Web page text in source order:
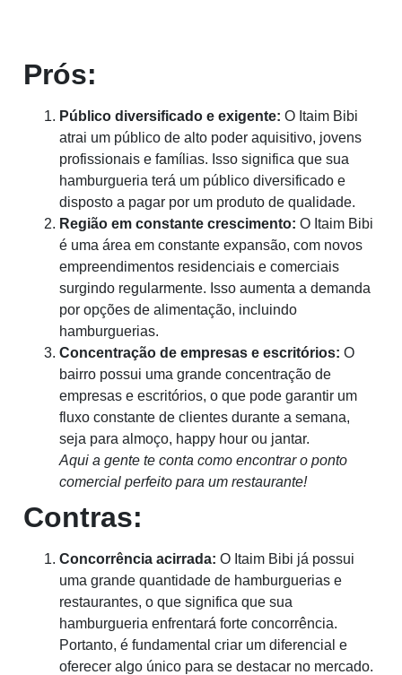
Prós:
Público diversificado e exigente: O Itaim Bibi
atrai um público de alto poder aquisitivo, jovens
profissionais e famílias. Isso significa que sua
hamburgueria terá um público diversificado e
disposto a pagar por um produto de qualidade.
Região em constante crescimento: O Itaim Bibi
é uma área em constante expansão, com novos
empreendimentos residenciais e comerciais
surgindo regularmente. Isso aumenta a demanda
por opções de alimentação, incluindo
hamburguerias.
Concentração de empresas e escritórios: O
bairro possui uma grande concentração de
empresas e escritórios, o que pode garantir um
fluxo constante de clientes durante a semana,
seja para almoço, happy hour ou jantar.
Aqui a gente te conta como encontrar o ponto
comercial perfeito para um restaurante!
Contras:
Concorrência acirrada: O Itaim Bibi já possui
uma grande quantidade de hamburguerias e
restaurantes, o que significa que sua
hamburgueria enfrentará forte concorrência.
Portanto, é fundamental criar um diferencial e
oferecer algo único para se destacar no mercado.